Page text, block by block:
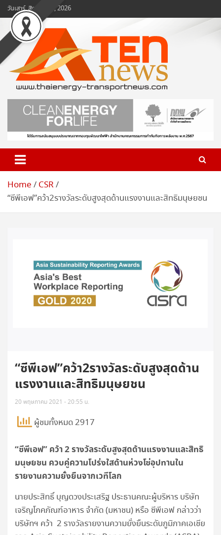
Skip
to
content
วันเสาร์, สิงหาคม 8, 2026
www.ten-news.com
ข่าวพลังงานและคมนาคม
Home
CSR
“ซีพีเอฟ”คว้า2รางวัลระดับสูงสุดด้านแรงงานและสิทธิมนุษยชน
“ซีพีเอฟ”คว้า2รางวัลระดับสูงสุดด้าน
แรงงานและสิทธิมนุษยชน
20 พฤษภาคม 2021 - 20:55 น.
ผู้ชมทั้งหมด 2917
“ซีพีเอฟ” คว้า 2 รางวัลระดับสูงสุดด้านแรงงานและสิทธิ
มนุษยชน ควบคู่ความโปร่งใสด้านห่วงโซ่อุปทานใน
รายงานความยั่งยืนจากเวทีโลก
นายประสิทธิ์ บุญดวงประเสริฐ ประธานคณะผู้บริหาร บริษัท
เจริญโภคภัณฑ์อาหาร จำกัด (มหาชน) หรือ ซีพีเอฟ กล่าวว่า
บริษัทฯ คว้า 2 รางวัลรายงานความยั่งยืนระดับภูมิภาคเอเชีย